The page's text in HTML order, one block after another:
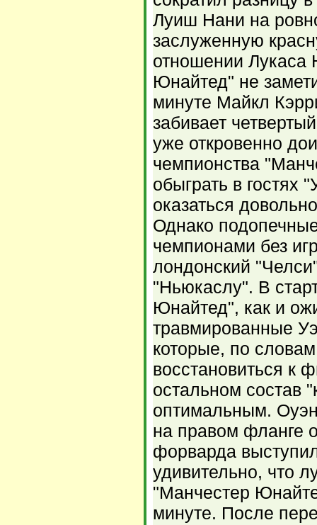
Луиш Нани на
заслуженную
отношении Лукаса
Юнайтед" не
минуте Майкл
забивает
уже откровенно
чемпионства
обыграть в гостях
оказаться
Однако
чемпионами без
лондонский
"Ньюкаслу". В
Юнайтед", как и
травмированные
которые, по
восстановиться к
остальном состав
оптимальным.
на правом фланге
форварда
удивительно, что
"Манчестер
минуте. После